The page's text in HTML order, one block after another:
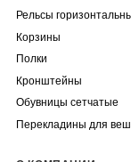
Рельсы
Корзины
Полки
Кронштейны
Обувницы сетчатые
Перекладины для